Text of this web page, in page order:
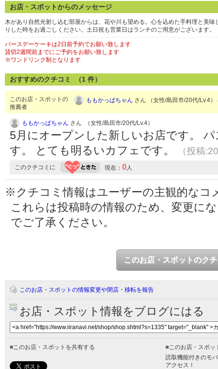
お店・スポットからのメッセージ
木があり自然光射し込む部屋からは、花や川も望める。心を込めた手料理と美
りした時をお過ごしください。土日祝も営業日はランチのご用意がございます。
バースデーケーキは2日前予約でお願い致します
貸切2週間前までにご予約をお願い致します
※ワンドリンク制となります
おすすめのクチコミ （1 件）
このお店・スポットの
推薦者
ももかっぱちゃん さん （女性/島田市/20代/Lv.4）
ももかっぱちゃん さん （女性/島田市/20代/Lv.4）
5月にオープンした新しいお店です。
す。 とても明るいカフェです。
（投稿
このクチコミに 現在： 0人
※クチコミ情報はユーザーの主観的なコ
これらは投稿時の情報のため、変更に
でご了承ください。
このお店・スポットのク
このお店・スポットの情報変更や閉店・移転を報告
お店・スポット情報をブログにはる
■このお店・スポットを共有する ■このお店・スポッ
読取機能付きのモ
アクセス！